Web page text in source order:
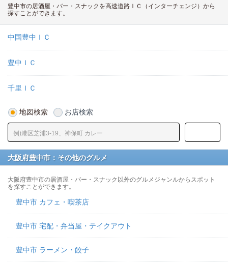
豊中市の居酒屋・バー・スナックを高速道路ＩＣ（インターチェンジ）から
探すことができます。
中国豊中ＩＣ
豊中ＩＣ
千里ＩＣ
地図検索 お店検索
大阪府豊中市：その他のグルメ
大阪府豊中市の居酒屋・バー・スナック以外のグルメジャンルからスポット
を探すことができます。
豊中市 カフェ・喫茶店
豊中市 宅配・弁当屋・テイクアウト
豊中市 ラーメン・餃子